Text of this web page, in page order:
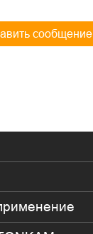
сообщение